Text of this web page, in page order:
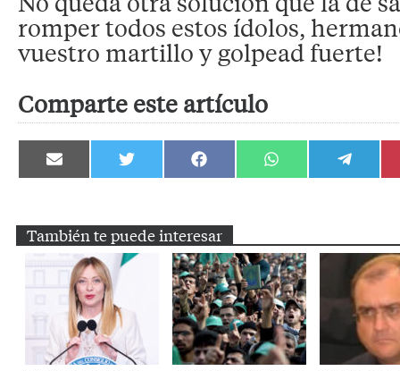
romper todos estos ídolos,
vuestro martillo y golpead fuerte!
Comparte este artículo
Compartir
en
Compartir
en
Compartir
en
Compartir
en
Compartir
en
También te puede interesar